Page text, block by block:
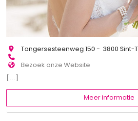
Tongersesteenweg 150 - 3800 Sint-
Bezoek onze Website
[...]
Meer informatie